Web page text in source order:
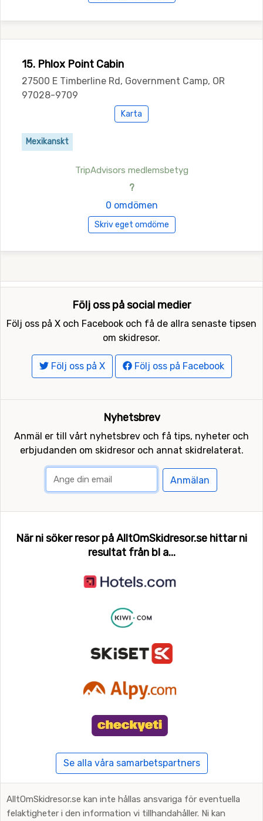
15. Phlox Point Cabin
27500 E Timberline Rd, Government Camp, OR
97028-9709
Karta
Mexikanskt
TripAdvisors medlemsbetyg
?
0 omdömen
Skriv eget omdöme
Följ oss på social medier
Följ oss på X och Facebook och få de allra senaste tipsen
om skidresor.
Följ oss på X Följ oss på Facebook
Nyhetsbrev
Anmäl er till vårt nyhetsbrev och få tips, nyheter och
erbjudanden om skidresor och annat skidrelaterat.
Anmälan
När ni söker resor på AlltOmSkidresor.se hittar ni
resultat från bl a...
Se alla våra samarbetspartners
AlltOmSkidresor.se kan inte hållas ansvariga för eventuella
felaktigheter i den information vi tillhandahåller. Ni kan